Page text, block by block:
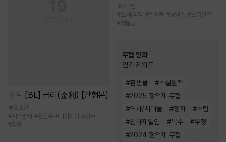
소설 [BL] 금리(金利) [단행본]
2.3만
# 계약관계 #헌신수 #나이차이 #강수
#강공
4.1만
#오해/착각 #일상물 #상처수 #소꿉친구
#재벌공
무협 만화
인기 키워드
#환생물 #소설원작
#2025 정액제 무협
#역사/시대물 #정파 #소림
#천하제일인 #복수 #우정
#2024 정액제 무협